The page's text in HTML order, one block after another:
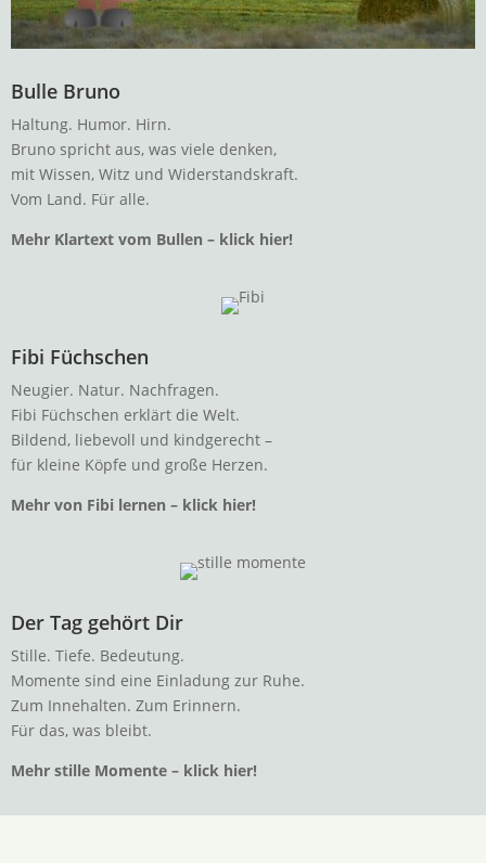
Bulle Bruno
Haltung. Humor. Hirn.
Bruno spricht aus, was viele denken,
mit Wissen, Witz und Widerstandskraft.
Vom Land. Für alle.
Mehr Klartext vom Bullen – klick hier!
Fibi Füchschen
Neugier. Natur. Nachfragen.
Fibi Füchschen erklärt die Welt.
Bildend, liebevoll und kindgerecht –
für kleine Köpfe und große Herzen.
Mehr von Fibi lernen – klick hier!
Der Tag gehört Dir
Stille. Tiefe. Bedeutung.
Momente sind eine Einladung zur Ruhe.
Zum Innehalten. Zum Erinnern.
Für das, was bleibt.
Mehr stille Momente – klick hier!